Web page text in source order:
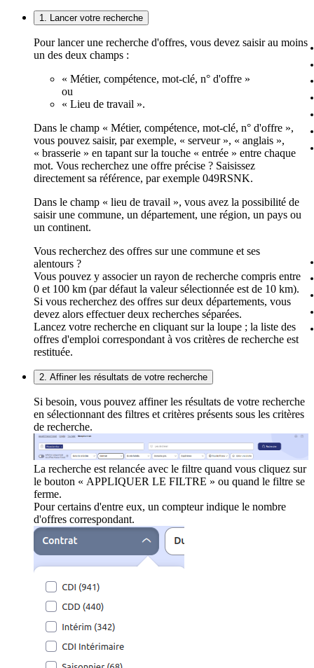
1. Lancer votre recherche
Pour lancer une recherche d'offres, vous devez saisir au moins
un des deux champs :
« Métier, compétence, mot-clé, n° d'offre »
ou
« Lieu de travail ».
Dans le champ « Métier, compétence, mot-clé, n° d'offre »,
vous pouvez saisir, par exemple, « serveur », « anglais »,
« brasserie » en tapant sur la touche « entrée » entre chaque
mot. Vous recherchez une offre précise ? Saisissez
directement sa référence, par exemple 049RSNK.
Dans le champ « lieu de travail », vous avez la possibilité de
saisir une commune, un département, une région, un pays ou
un continent.
Vous recherchez des offres sur une commune et ses
alentours ?
Vous pouvez y associer un rayon de recherche compris entre
0 et 100 km (par défaut la valeur sélectionnée est de 10 km).
Si vous recherchez des offres sur deux départements, vous
devez alors effectuer deux recherches séparées.
Lancez votre recherche en cliquant sur la loupe ; la liste des
offres d'emploi correspondant à vos critères de recherche est
restituée.
2. Affiner les résultats de votre recherche
Si besoin, vous pouvez affiner les résultats de votre recherche
en sélectionnant des filtres et critères présents sous les critères
de recherche.
La recherche est relancée avec le filtre quand vous cliquez sur
le bouton « APPLIQUER LE FILTRE » ou quand le filtre se
ferme.
Pour certains d'entre eux, un compteur indique le nombre
d'offres correspondant.